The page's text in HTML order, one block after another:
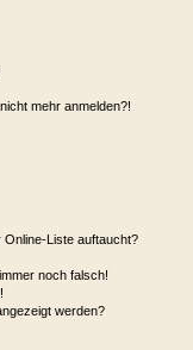
mehr anmelden?!